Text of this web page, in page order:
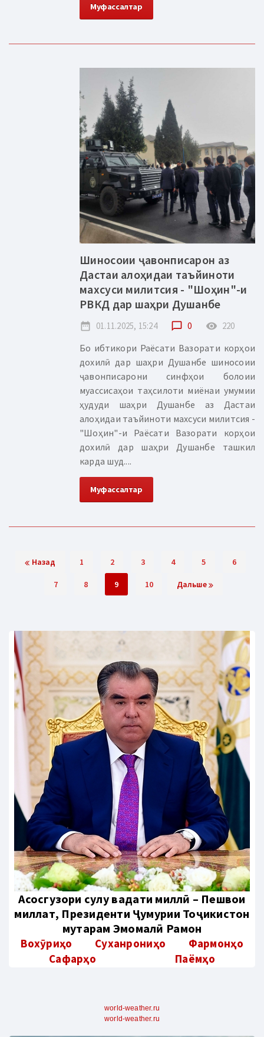
Муфассалтар
Шиносоии ҷавонписарон аз
Дастаи алоҳидаи таъйиноти
махсуси милитсия - "Шоҳин"-и
РВКД дар шаҳри Душанбе
date_range 01.11.2025, 15:24 chat_bubble_outline 0 remove_red_eye 220
Бо ибтикори Раёсати Вазорати корҳои
дохилӣ дар шаҳри Душанбе шиносоии
ҷавонписарони синфҳои болоии
муассисаҳои таҳсилоти миёнаи умумии
ҳудуди шаҳри Душанбе аз Дастаи
алоҳидаи таъйиноти махсуси милитсия -
"Шоҳин"-и Раёсати Вазорати корҳои
дохилӣ дар шаҳри Душанбе ташкил
карда шуд....
Муфассалтар
Назад 1 2 3 4 5 6
7 8 9 10 Дальше
Aсосгузори сулҳу ваҳдати миллӣ – Пешвои
миллат, Президенти Ҷумҳурии Тоҷикистон
муҳтарам Эмомалӣ Раҳмон
Вохӯриҳо Суханрониҳо
Фармонҳо
Сафарҳо
Паёмҳо
world-weather.ru
world-weather.ru